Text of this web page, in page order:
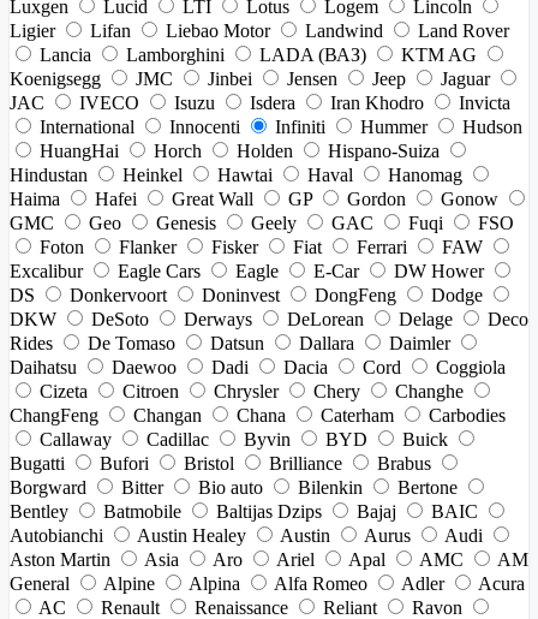
Luxgen
Lucid LTI Lotus Logem
Lincoln
Ligier
Lifan Liebao Motor Landwind
Land Rover
Lancia
Lamborghini LADA (ВАЗ)
KTM AG
Koenigsegg
JMC Jinbei Jensen Jeep
Jaguar
JAC
IVECO Isuzu Isdera Iran Khodro
Invicta
International
Innocenti Infiniti Hummer
Hudson
HuangHai
Horch Holden
Hispano-Suiza
Hindustan
Heinkel Hawtai Haval
Hanomag
Haima
Hafei Great Wall GP Gordon
Gonow
GMC
Geo Genesis Geely GAC Fuqi
FSO
Foton
Flanker Fisker Fiat Ferrari
FAW
Excalibur
Eagle Cars Eagle E-Car
DW Hower
DS
Donkervoort Doninvest DongFeng
Dodge
DKW
DeSoto Derways DeLorean Delage
Deco
Rides
De Tomaso Datsun Dallara
Daimler
Daihatsu
Daewoo Dadi Dacia Cord
Coggiola
Cizeta
Citroen Chrysler Chery
Changhe
ChangFeng
Changan Chana Caterham
Carbodies
Callaway
Cadillac Byvin BYD
Buick
Bugatti
Bufori Bristol Brilliance
Brabus
Borgward
Bitter Bio auto Bilenkin
Bertone
Bentley
Batmobile Baltijas Dzips Bajaj
BAIC
Autobianchi
Austin Healey Austin Aurus
Audi
Aston Martin
Asia Aro Ariel Apal AMC
AM
General
Alpine Alpina Alfa Romeo Adler
Acura
AC
Renault Renaissance Reliant
Ravon